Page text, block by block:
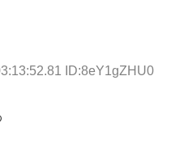
ID:8eY1gZHU0